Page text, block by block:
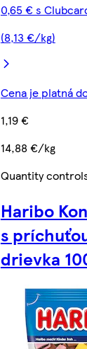
0,65 € s
(8,13 €/kg)
Cena je platná
1,19 €
14,88 €/kg
Quantity
Haribo
s
drievka